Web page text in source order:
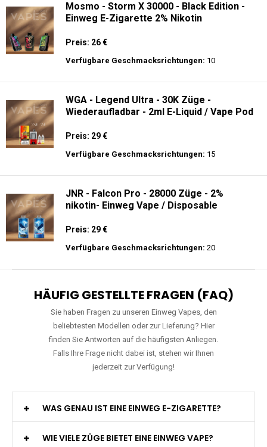
Mosmo - Storm X 30000 - Black Edition -
Einweg E-Zigarette 2% Nikotin
Preis: 26 €
Verfügbare Geschmacksrichtungen: 10
WGA - Legend Ultra - 30K Züge -
Wiederaufladbar - 2ml E-Liquid / Vape Pod
Preis: 29 €
Verfügbare Geschmacksrichtungen: 15
JNR - Falcon Pro - 28000 Züge - 2%
nikotin- Einweg Vape / Disposable
Preis: 29 €
Verfügbare Geschmacksrichtungen: 20
HÄUFIG GESTELLTE FRAGEN (FAQ)
Sie haben Fragen zu unseren Einweg Vapes, den
beliebtesten Modellen oder zur Lieferung? Hier
finden Sie Antworten auf die häufigsten Anliegen.
Falls Ihre Frage nicht dabei ist, stehen wir Ihnen
jederzeit zur Verfügung!
WAS GENAU IST EINE EINWEG E-ZIGARETTE?
WIE VIELE ZÜGE BIETET EINE EINWEG VAPE?